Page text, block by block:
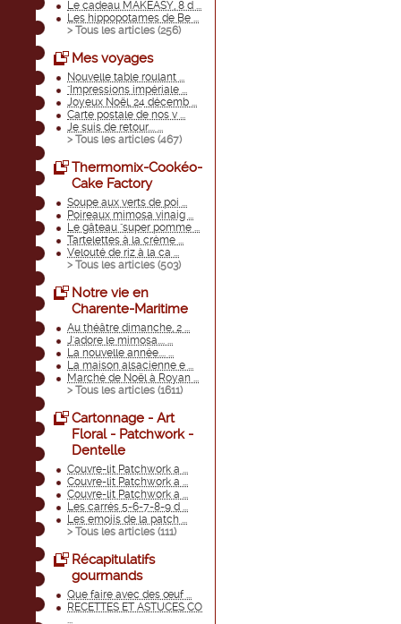
Le cadeau MAKEASY, 8 d ...
Les hippopotames de Be ...
> Tous les articles (256)
Mes voyages
Nouvelle table roulant ...
"Impressions impériale ...
Joyeux Noël, 24 décemb ...
Carte postale de nos v ...
Je suis de retour.... ...
> Tous les articles (467)
Thermomix-Cookéo-
Cake Factory
Soupe aux verts de poi ...
Poireaux mimosa vinaig ...
Le gâteau "super pomme ...
Tartelettes à la crème ...
Velouté de riz à la ca ...
> Tous les articles (503)
Notre vie en
Charente-Maritime
Au théâtre dimanche, 2 ...
J'adore le mimosa.... ...
La nouvelle année.... ...
La maison alsacienne e ...
Marché de Noël à Royan ...
> Tous les articles (1611)
Cartonnage - Art
Floral - Patchwork -
Dentelle
Couvre-lit Patchwork a ...
Couvre-lit Patchwork a ...
Couvre-lit Patchwork a ...
Les carrés 5-6-7-8-9 d ...
Les emojis de la patch ...
> Tous les articles (111)
Récapitulatifs
gourmands
Que faire avec des œuf ...
RECETTES ET ASTUCES CO
...